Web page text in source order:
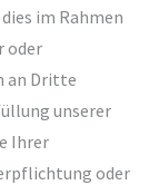
im Rahmen
oder
an Dritte
unserer
Ihrer
oder